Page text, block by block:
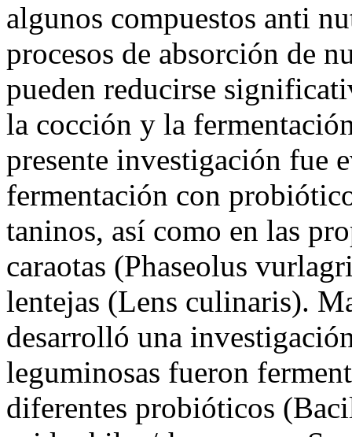
algunos compuestos anti
procesos de absorción de
pueden reducirse
la cocción y la
presente investigación fue
fermentación con
taninos, así como en las
caraotas (Phaseolus
lentejas (Lens culinaris).
desarrolló una
leguminosas fueron
diferentes probióticos